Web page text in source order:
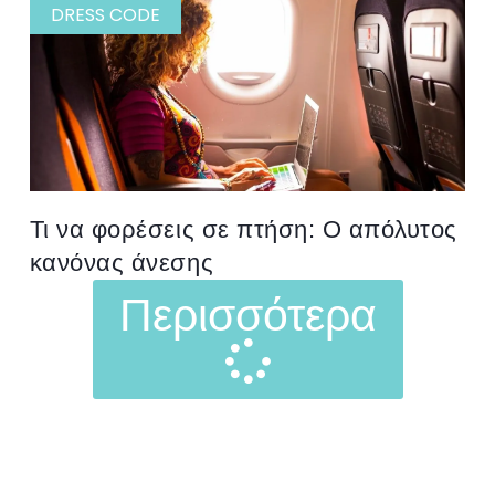
DRESS CODE
Τι να φορέσεις σε πτήση: Ο απόλυτος
κανόνας άνεσης
Περισσότερα